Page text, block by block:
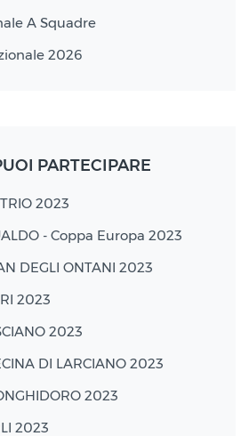
A Squadre
2026
PARTECIPARE
2023
- Coppa Europa 2023
DEGLI ONTANI 2023
2023
2023
DI LARCIANO 2023
2023
2023